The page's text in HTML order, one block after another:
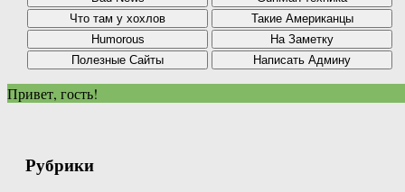
Привет, гость!
Рубрики